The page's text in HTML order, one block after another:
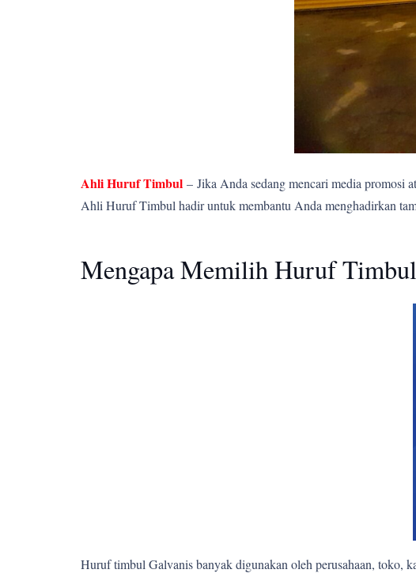
Ahli Huruf Timbul – Jika Anda sedang mencari media promosi
Ahli Huruf Timbul hadir untuk membantu Anda menghadirkan
Mengapa Memilih Huruf
Huruf timbul Galvanis banyak digunakan oleh perusahaan, toko,